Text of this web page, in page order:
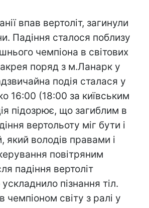
впав вертоліт, загинули
Падіння сталося поблизу
чемпіона в світових
поряд з м.Ланарк у
подія сталася у
16:00 (18:00 за київським
підозрює, що загиблим в
вертольоту міг бути і
володів правами і
повітряним
падіння вертоліт
пізнання тіл.
чемпіоном світу з ралі у